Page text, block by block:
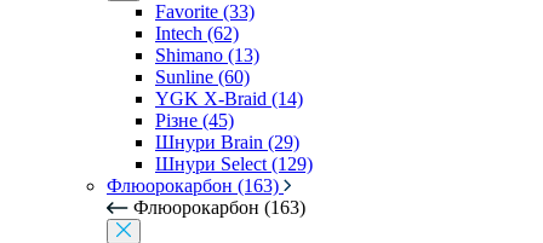
Favorite (33)
Intech (62)
Shimano (13)
Sunline (60)
YGK X-Braid (14)
Різне (45)
Шнури Brain (29)
Шнури Select (129)
Флюорокарбон (163)
Флюорокарбон (163)